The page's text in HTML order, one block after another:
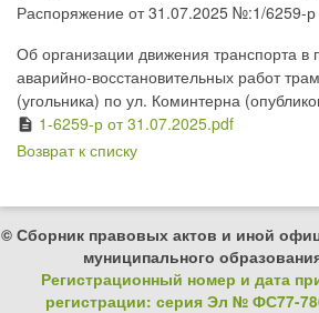
Распоряжение от 31.07.2025 №:1/6259-р
Об организации движения транспорта в
аварийно-восстановительных работ
(угольника) по ул. Коминтерна
description 1-6259-р от 31.07.2025.pdf
Возврат к списку
© Сборник правовых актов и иной
муниципального
Регистрационный номер и дата
регистрации: серия Эл № ФС77-